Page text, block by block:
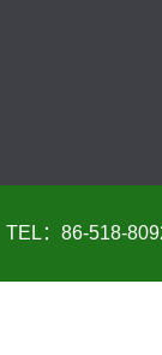
TEL：86-518-